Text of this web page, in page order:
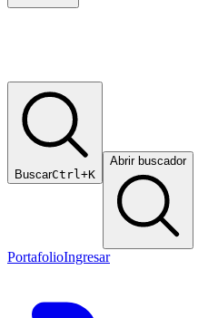
BuscarCtrl+K
Abrir buscador
PortafolioIngresar